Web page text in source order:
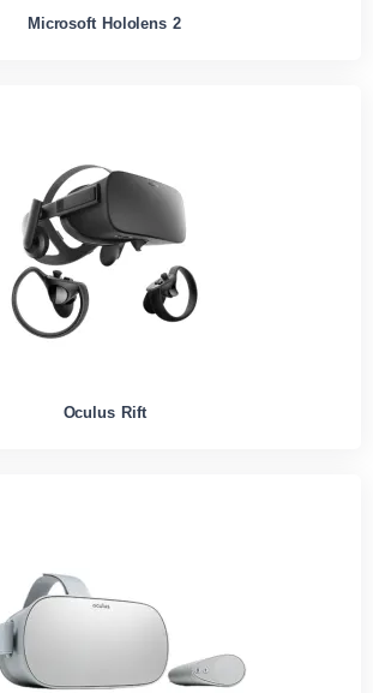
Microsoft Hololens 2
Oculus Rift